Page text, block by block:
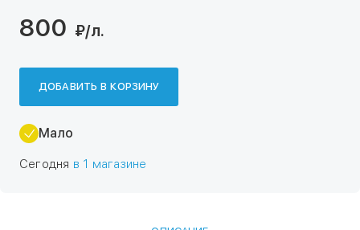
800 ₽/л.
ДОБАВИТЬ В КОРЗИНУ
Мало
Сегодня в 1 магазине